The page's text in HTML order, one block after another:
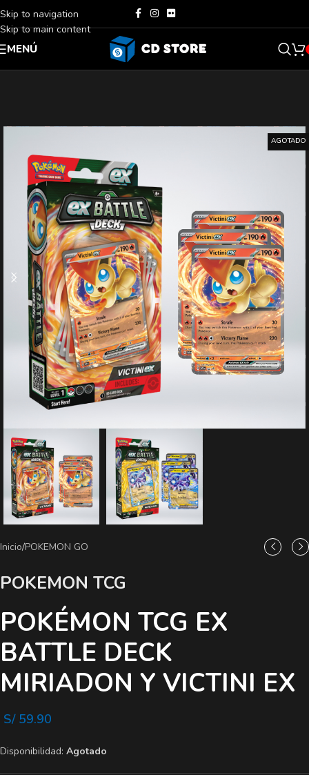
Skip to navigation
Skip to main content
MENÚ
AGOTADO
Inicio/POKEMON GO
POKEMON TCG
POKÉMON TCG EX
BATTLE DECK
MIRIADON Y VICTINI EX
S/59.90
Disponibilidad: Agotado